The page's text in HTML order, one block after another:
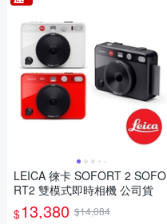
LEICA 徠卡 SOFORT 2 SOFO
RT2 雙模式即時相機 公司貨
$13,380 $14,084